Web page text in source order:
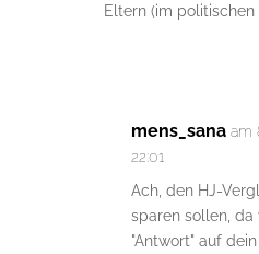
Eltern (im politischen
mens_sana am
22:01
Ach, den HJ-
sparen sollen,
"Antwort" auf